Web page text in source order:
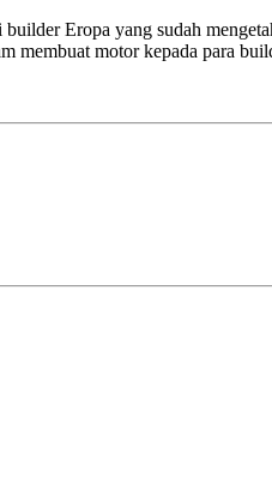
Eropa yang sudah
membuat motor kepada para